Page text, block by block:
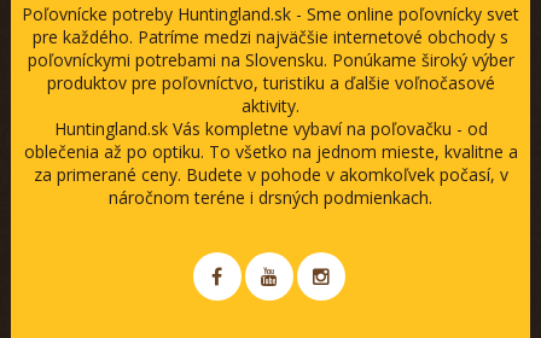
Poľovnícke potreby Huntingland.sk - Sme online poľovnícky svet
pre každého. Patríme medzi najväčšie internetové obchody s
poľovníckymi potrebami na Slovensku. Ponúkame široký výber
produktov pre poľovníctvo, turistiku a ďalšie voľnočasové
aktivity.
Huntingland.sk Vás kompletne vybaví na poľovačku - od
oblečenia až po optiku. To všetko na jednom mieste, kvalitne a
za primerané ceny. Budete v pohode v akomkoľvek počasí, v
náročnom teréne i drsných podmienkach.